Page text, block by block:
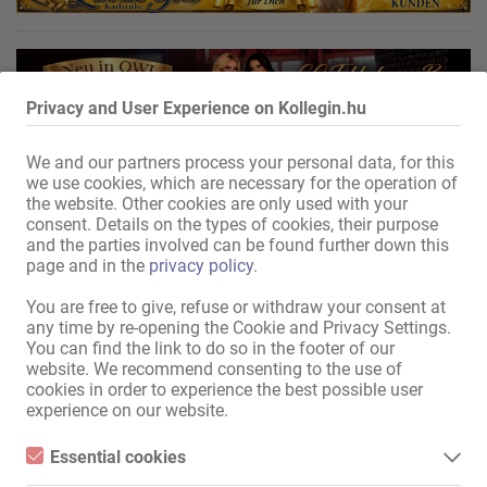
Privacy and User Experience on Kollegin.hu
We and our partners process your personal data, for this
we use cookies, which are necessary for the operation of
the website. Other cookies are only used with your
consent. Details on the types of cookies, their purpose
and the parties involved can be found further down this
page and in the privacy policy.
You are free to give, refuse or withdraw your consent at
any time by re-opening the Cookie and Privacy Settings.
You can find the link to do so in the footer of our
website. We recommend consenting to the use of
cookies in order to experience the best possible user
experience on our website.
Essential cookies